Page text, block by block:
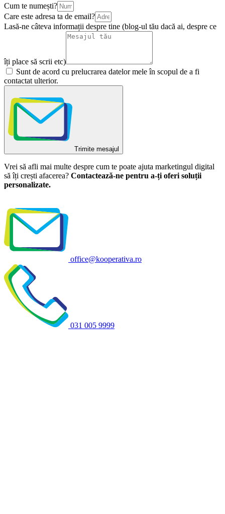
Cum te numești?
Care este adresa ta de email?
Lasă-ne câteva informații despre tine (blog-ul tău dacă ai, despre ce
îți place să scrii etc)
Sunt de acord cu prelucrarea datelor mele în scopul de a fi
contactat ulterior.
Trimite mesajul
Vrei să afli mai multe despre cum te poate ajuta marketingul digital
să îți crești afacerea? Contactează-ne pentru a-ți oferi soluții
personalizate.
office@kooperativa.ro
031 005 9999